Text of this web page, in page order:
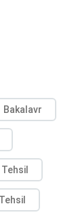
Bakalavr